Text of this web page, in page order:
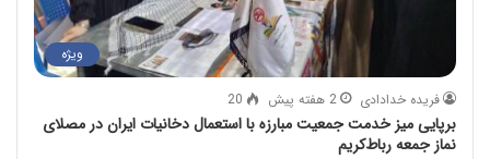
ویژه
فریده خدادادی 2 هفته پیش 20
برپایی میز خدمت جمعیت مبارزه با استعمال دخانیات ایران در مصلای
نماز جمعه رباط‌کریم